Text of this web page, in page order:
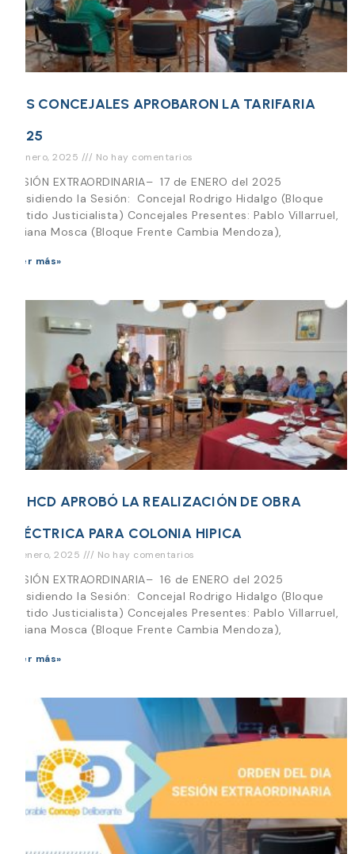
LOS CONCEJALES APROBARON LA TARIFARIA
2025
17 enero, 2025 No hay comentarios
SESIÓN EXTRAORDINARIA– 17 de ENERO del 2025
Presidiendo la Sesión: Concejal Rodrigo Hidalgo (Bloque
Partido Justicialista) Concejales Presentes: Pablo Villarruel,
Viviana Mosca (Bloque Frente Cambia Mendoza),
Leer más»
EL HCD APROBÓ LA REALIZACIÓN DE OBRA
ELÉCTRICA PARA COLONIA HIPICA
16 enero, 2025 No hay comentarios
SESIÓN EXTRAORDINARIA– 16 de ENERO del 2025
Presidiendo la Sesión: Concejal Rodrigo Hidalgo (Bloque
Partido Justicialista) Concejales Presentes: Pablo Villarruel,
Viviana Mosca (Bloque Frente Cambia Mendoza),
Leer más»